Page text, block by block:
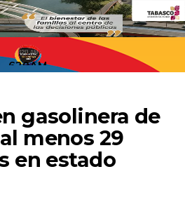
620AM
gasolinera de
menos 29
en estado